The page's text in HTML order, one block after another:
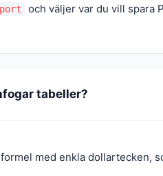
och väljer var du vill spara
tabeller?
med enkla dollartecken,